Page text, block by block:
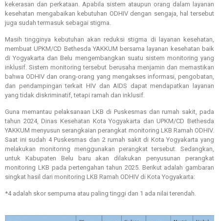
kekerasan dan perkataan. Apabila sistem ataupun orang dalam layanan
kesehatan mengabaikan kebutuhan ODHIV dengan sengaja, hal tersebut
juga sudah termasuk sebagai stigma.
Masih tingginya kebutuhan akan reduksi stigma di layanan kesehatan,
membuat UPKM/CD Bethesda YAKKUM bersama layanan kesehatan baik
di Yogyakarta dan Belu mengembangkan suatu sistem monitoring yang
inklusif. Sistem monitoring tersebut berusaha menjamin dan memastikan
bahwa ODHIV dan orang-orang yang mengakses informasi, pengobatan,
dan pendampingan terkait HIV dan AIDS dapat mendapatkan layanan
yang tidak diskriminatif, tetapi ramah dan inklusif.
Guna memantau pelaksanaan LKB di Puskesmas dan rumah sakit, pada
tahun 2024, Dinas Kesehatan Kota Yogyakarta dan UPKM/CD Bethesda
YAKKUM menyusun serangkaian perangkat monitoring LKB Ramah ODHIV.
Saat ini sudah 4 Puskesmas dan 2 rumah sakit di Kota Yogyakarta yang
melakukan monitoring menggunakan perangkat tersebut. Sedangkan,
untuk Kabupaten Belu baru akan dilakukan penyusunan perangkat
monitoring LKB pada pertengahan tahun 2025. Berikut adalah gambaran
singkat hasil dari monitoring LKB Ramah ODHIV di Kota Yogyakarta:
*4 adalah skor sempurna atau paling tinggi dan 1 ada nilai terendah.